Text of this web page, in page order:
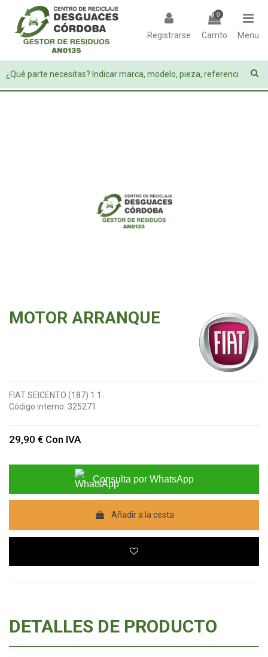
Registrarse
0
Carrito Menu
MOTOR ARRANQUE
FIAT SEICENTO (187) 1.1
Código interno: 325271
29,90 € Con IVA
Consulta por WhatsApp
Añadir a la cesta
DETALLES DE PRODUCTO